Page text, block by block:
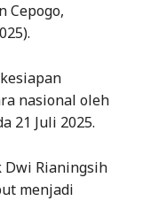
Cepogo,
nasional oleh
21 Juli 2025.
Dwi Rianingsih
menjadi